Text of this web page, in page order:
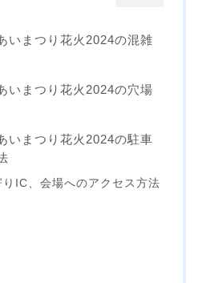
いまつり花火2024の混雑
いまつり花火2024の穴場
いまつり花火2024の駐車
IC、会場へのアクセス方法